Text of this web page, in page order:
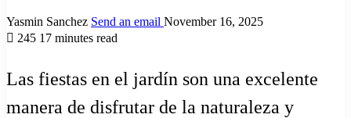
Yasmin Sanchez Send an email November 16, 2025
245 17 minutes read
Las fiestas en el jardín son una excelente
manera de disfrutar de la naturaleza y